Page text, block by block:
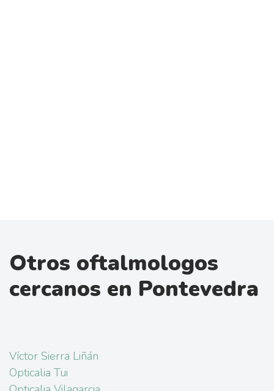
Otros oftalmologos
cercanos en Pontevedra
Víctor Sierra Liñán
Opticalia Tui